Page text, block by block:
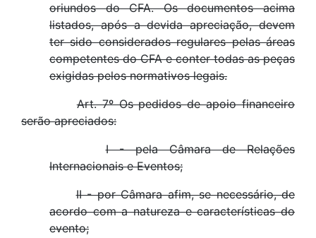
oriundos do CFA. Os documentos acima
listados, após a devida apreciação, devem
ter sido considerados regulares pelas áreas
competentes do CFA e conter todas as peças
exigidas pelos normativos legais.
Art. 7º Os pedidos de apoio financeiro
serão apreciados:
I - pela Câmara de Relações
Internacionais e Eventos;
II - por Câmara afim, se necessário, de
acordo com a natureza e características do
evento;